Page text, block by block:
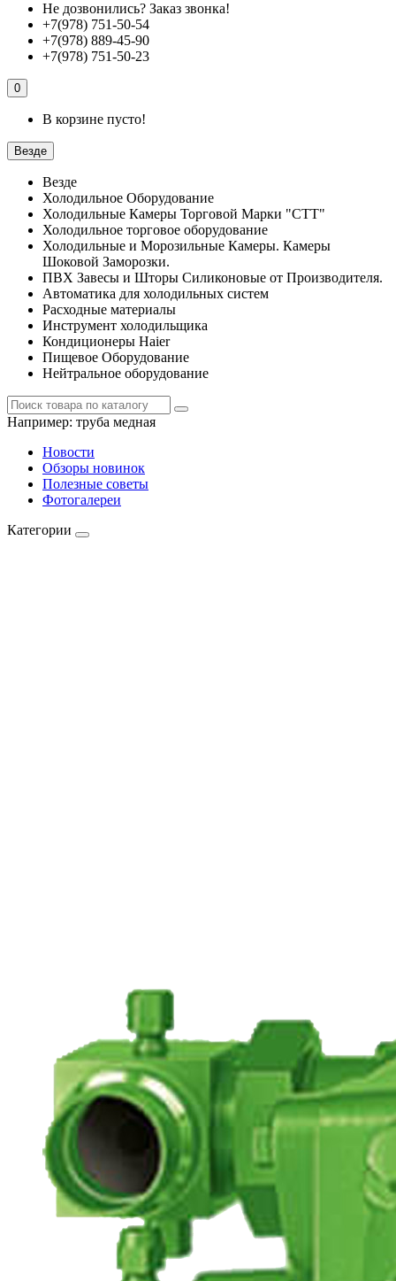
Не дозвонились? Заказ звонка!
+7(978) 751-50-54
+7(978) 889-45-90
+7(978) 751-50-23
0
В корзине пусто!
Везде
Везде
Холодильное Оборудование
Холодильные Камеры Торговой Марки "СТТ"
Холодильное торговое оборудование
Холодильные и Морозильные Камеры. Камеры
Шоковой Заморозки.
ПВХ Завесы и Шторы Силиконовые от Производителя.
Автоматика для холодильных систем
Расходные материалы
Инструмент холодильщика
Кондиционеры Haier
Пищевое Оборудование
Нейтральное оборудование
Например: труба медная
Новости
Обзоры новинок
Полезные советы
Фотогалереи
Категории